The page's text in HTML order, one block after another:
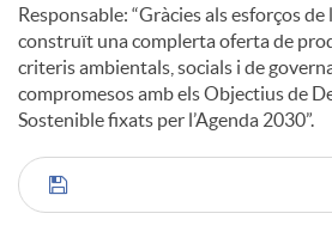
n
g
u
Responsable: “Gràcies als esforços de
construït una complerta oferta de
criteris ambientals, socials i de
compromesos amb els Objectius de
Sostenible fixats per l’Agenda 2030”.
C